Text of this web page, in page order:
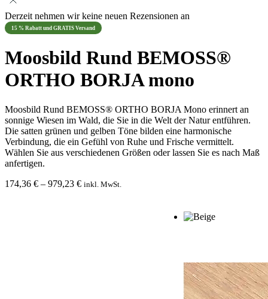
Derzeit nehmen wir keine neuen Rezensionen an
15 % Rabatt und GRATIS Versand
Moosbild Rund BEMOSS®
ORTHO BORJA mono
Moosbild Rund BEMOSS® ORTHO BORJA Mono erinnert an
sonnige Wiesen im Wald, die Sie in die Welt der Natur entführen.
Die satten grünen und gelben Töne bilden eine harmonische
Verbindung, die ein Gefühl von Ruhe und Frische vermittelt.
Wählen Sie aus verschiedenen Größen oder lassen Sie es nach Maß
anfertigen.
174,36 € – 979,23 €Preisspanne:
inkl. MwSt.